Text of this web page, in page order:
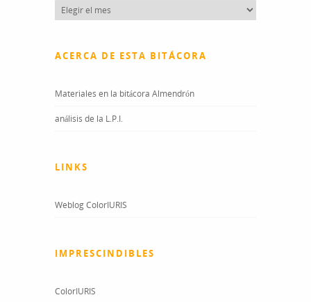
Entradas
del
ACERCA DE ESTA BITÁCORA
Materiales en la bitácora Almendrón
análisis de la L.P.I.
LINKS
Weblog ColorIURIS
IMPRESCINDIBLES
ColorIURIS